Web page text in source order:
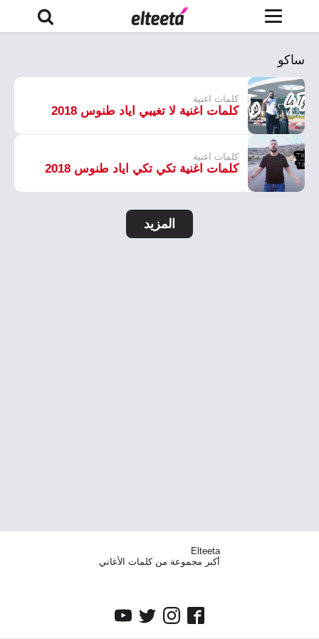
ساكو
كلمات اغنية
كلمات اغنية لا تغيبي اياد طنوس 2018
كلمات اغنية
كلمات اغنية تكي تكي اياد طنوس 2018
المزيد
Elteeta
أكبر مجموعة من كلمات الأغاني